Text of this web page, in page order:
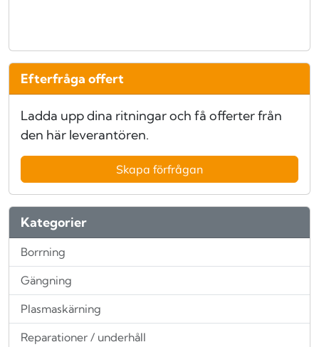
Efterfråga offert
Ladda upp dina ritningar och få offerter från
den här leverantören.
Skapa förfrågan
Kategorier
Borrning
Gängning
Plasmaskärning
Reparationer / underhåll